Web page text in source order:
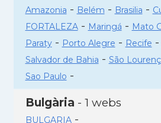
Amazonia - Belém - Brasilia -
FORTALEZA- Maringá - Mato
Paraty- Porto Alegre - Recife -
Salvador de Bahia - São
Sao Paulo -
Bulgària - 1 webs
BULGARIA-